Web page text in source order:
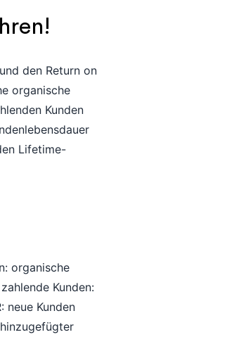
den Return on
organische
Kunden
Lifetime-
organische
Kunden:
neue Kunden